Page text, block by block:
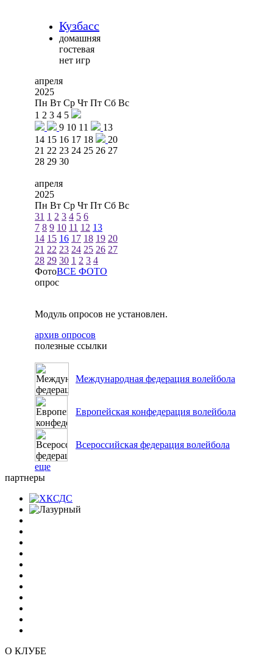
Кузбасс
домашняя
гостевая
нет игр
апреля
2025
Пн Вт Ср Чт Пт Сб Вс
1 2 3 4 5
9 10 11
13
14 15 16 17 18
20
21 22 23 24 25 26 27
28 29 30
апреля
2025
Пн Вт Ср Чт Пт Сб Вс
31 1 2 3 4 5 6
7 8 9 10 11 12 13
14 15 16 17 18 19 20
21 22 23 24 25 26 27
28 29 30 1 2 3 4
ФотоВСЕ ФОТО
опрос
Модуль опросов не установлен.
архив опросов
полезные ссылки
Международная федерация волейбола
Европейская конфедерация волейбола
Всероссийская федерация волейбола
еще
партнеры
О КЛУБЕ